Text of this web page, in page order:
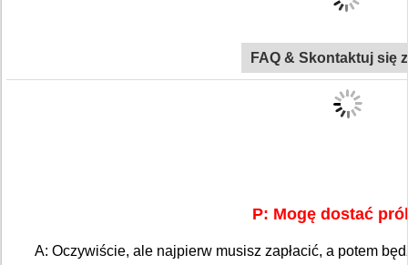
FAQ & Skontaktuj się
P: Mogę dostać
A: Oczywiście, ale najpierw musisz zapłacić, a potem